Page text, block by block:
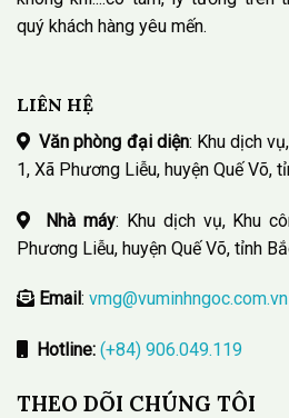
quý khách hàng yêu mến.
LIÊN HỆ
Văn phòng đại diện: Khu dịch
1, Xã Phương Liễu, huyện Quế Võ,
Nhà máy: Khu dịch vụ, Khu
Phương Liễu, huyện Quế Võ, tỉnh
Email : vmg@vuminhngoc.com.vn
Hotline: (+84) 906.049.119
THEO DÕI CHÚNG TÔI